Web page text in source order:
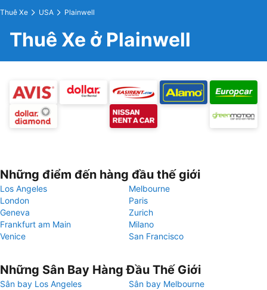
Thuê Xe USA Plainwell
Thuê Xe ở Plainwell
Những điểm đến hàng đầu thế giới
Los Angeles
Melbourne
London
Paris
Geneva
Zurich
Frankfurt am Main
Milano
Venice
San Francisco
Những Sân Bay Hàng Đầu Thế Giới
Sân bay Los Angeles
Sân bay Melbourne